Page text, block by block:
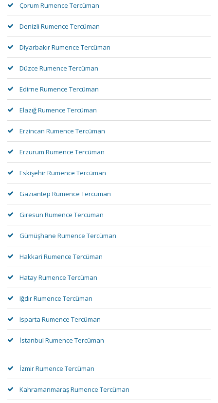
Çorum Rumence Tercüman
Denizli Rumence Tercüman
Diyarbakır Rumence Tercüman
Düzce Rumence Tercüman
Edirne Rumence Tercüman
Elazığ Rumence Tercüman
Erzincan Rumence Tercüman
Erzurum Rumence Tercüman
Eskişehir Rumence Tercüman
Gaziantep Rumence Tercüman
Giresun Rumence Tercüman
Gümüşhane Rumence Tercüman
Hakkari Rumence Tercüman
Hatay Rumence Tercüman
Iğdır Rumence Tercüman
Isparta Rumence Tercüman
İstanbul Rumence Tercüman
İzmir Rumence Tercüman
Kahramanmaraş Rumence Tercüman